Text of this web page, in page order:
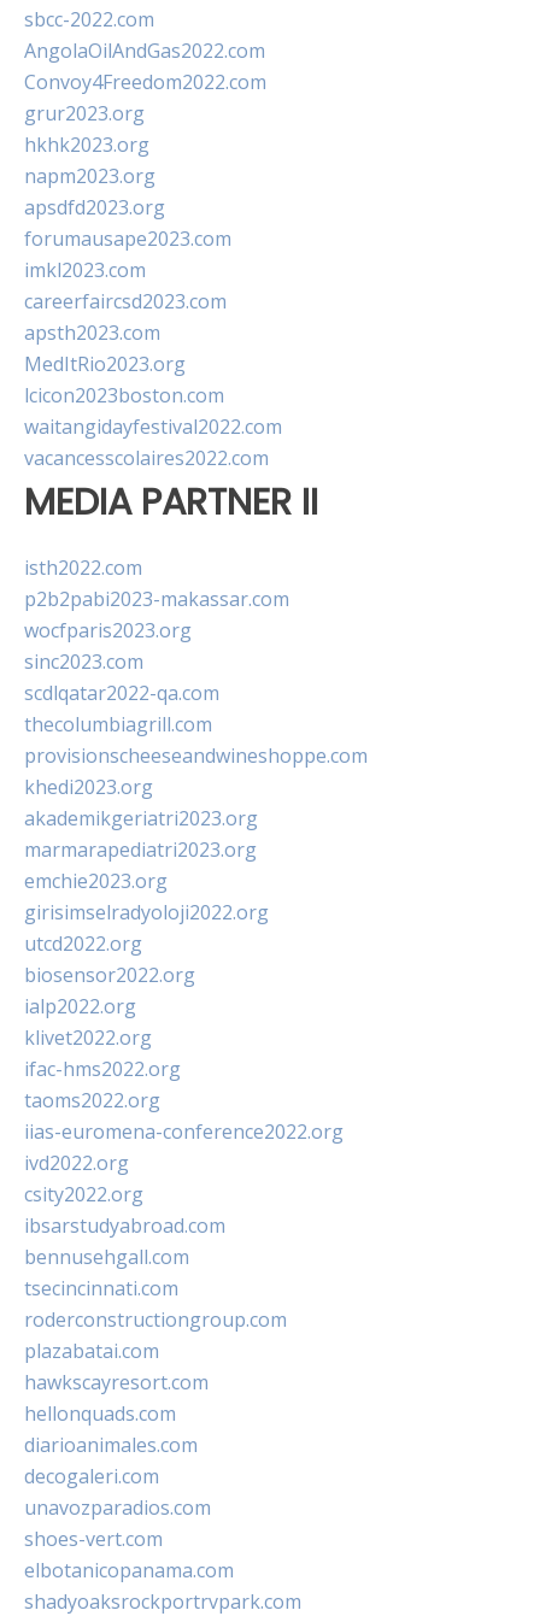
sbcc-2022.com
AngolaOilAndGas2022.com
Convoy4Freedom2022.com
grur2023.org
hkhk2023.org
napm2023.org
apsdfd2023.org
forumausape2023.com
imkl2023.com
careerfaircsd2023.com
apsth2023.com
MedItRio2023.org
lcicon2023boston.com
waitangidayfestival2022.com
vacancesscolaires2022.com
MEDIA PARTNER II
isth2022.com
p2b2pabi2023-makassar.com
wocfparis2023.org
sinc2023.com
scdlqatar2022-qa.com
thecolumbiagrill.com
provisionscheeseandwineshoppe.com
khedi2023.org
akademikgeriatri2023.org
marmarapediatri2023.org
emchie2023.org
girisimselradyoloji2022.org
utcd2022.org
biosensor2022.org
ialp2022.org
klivet2022.org
ifac-hms2022.org
taoms2022.org
iias-euromena-conference2022.org
ivd2022.org
csity2022.org
ibsarstudyabroad.com
bennusehgall.com
tsecincinnati.com
roderconstructiongroup.com
plazabatai.com
hawkscayresort.com
hellonquads.com
diarioanimales.com
decogaleri.com
unavozparadios.com
shoes-vert.com
elbotanicopanama.com
shadyoaksrockportrvpark.com